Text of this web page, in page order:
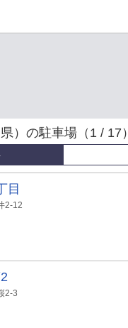
）の駐車場（1 / 17）
目
2-12
2-3